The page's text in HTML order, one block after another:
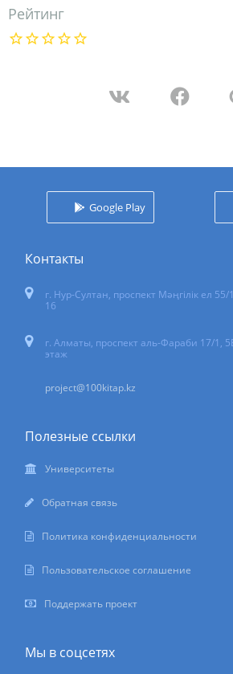
Рейтинг
Google Play
Контакты
г. Нур-Султан, проспект Мәңгілік ел 55/
16
г. Алматы, проспект аль-Фараби 17/1,
этаж
project@100kitap.kz
Полезные ссылки
Университеты
Обратная связь
Политика конфиденциальности
Пользовательское соглашение
Поддержать проект
Мы в соцсетях